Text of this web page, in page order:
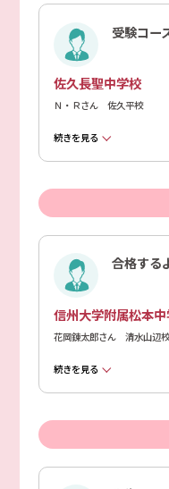
受験コー
佐久長聖中学校
Ｎ・Ｒさん 佐久平校
続きを見る
合格する
信州大学附属松本
花岡錬太郎さん 清水山辺校
続きを見る